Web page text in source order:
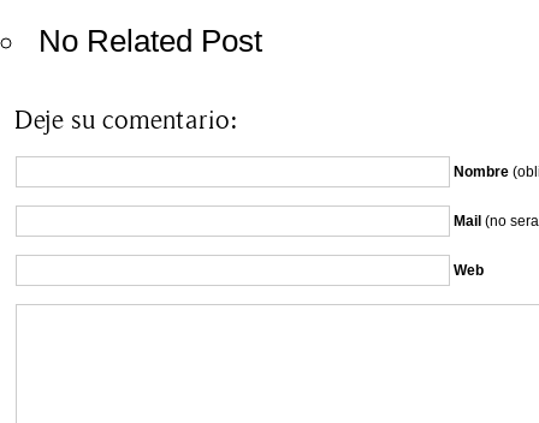
No Related Post
Deje su comentario:
Nombre
Mail (no
Web